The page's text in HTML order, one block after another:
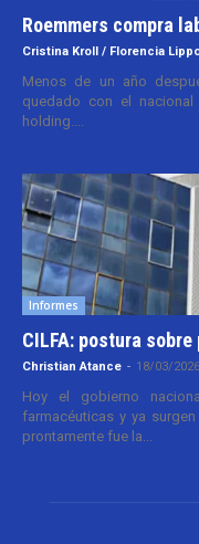
Roemmers compra
Cristina Kroll / Florencia
Menos de un año
quedado con el
holding....
Informes
CILFA: postura
Christian Atance - 18/03/
Hoy el gobierno
farmacéuticas y ya
prontamente fue la...